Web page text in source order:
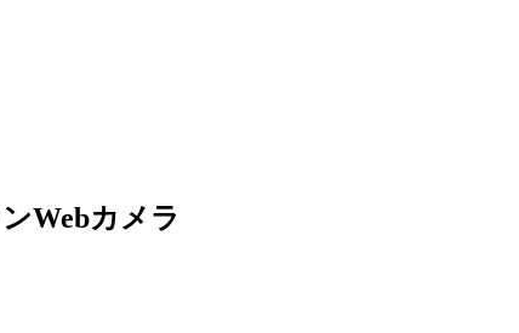
Webカメラ